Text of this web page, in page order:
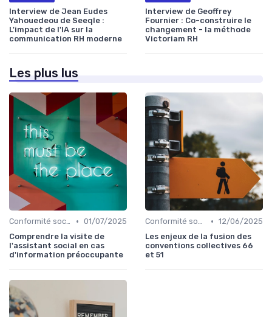
Interview de Jean Eudes
Yahouedeou de Seeqle :
L'impact de l'IA sur la
communication RH moderne
Interview de Geoffrey
Fournier : Co-construire le
changement - la méthode
Victoriam RH
Les plus lus
Conformité sociale & droit du travail • 01/07/2025
Comprendre la visite de
l'assistant social en cas
d'information préoccupante
Conformité sociale & droit du travail • 12/06/2025
Les enjeux de la fusion des
conventions collectives 66
et 51